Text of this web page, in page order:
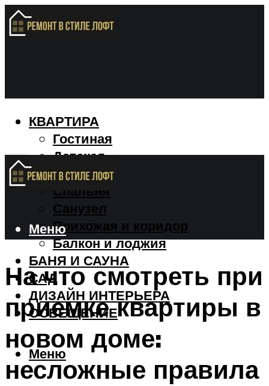
КВАРТИРА
Гостиная
Детская
Кухня
Спальня
Санузел
Прихожая и коридор
Балкон и лоджия
БАНЯ И САУНА
САД
ДИЗАЙН ИНТЕРЬЕРА
ОСВЕЩЕНИЕ
Меню
Меню
На что смотреть при
приемке квартиры в
новом доме:
несложные правила